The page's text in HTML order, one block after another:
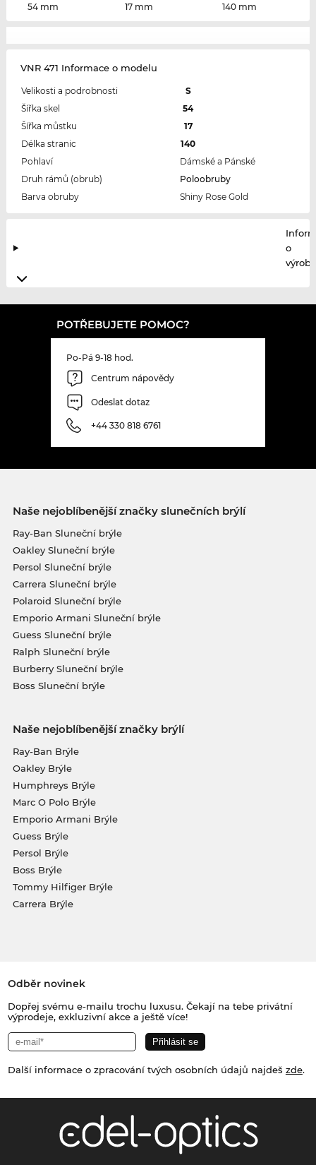
54 mm
17 mm
140 mm
VNR 471 Informace o modelu
Velikosti a podrobnosti
S
Šířka skel
54
Šířka můstku
17
Délka stranic
140
Pohlaví
Dámské a Pánské
Druh rámů (obrub)
Poloobruby
Barva obruby
Shiny Rose Gold
o
POTŘEBUJETE POMOC?
Po-Pá 9-18 hod.
Centrum nápovědy
Odeslat dotaz
+44 330 818 6761
Naše nejoblíbenější značky slunečních brýlí
Ray-Ban Sluneční brýle
Oakley Sluneční brýle
Persol Sluneční brýle
Carrera Sluneční brýle
Polaroid Sluneční brýle
Emporio Armani Sluneční brýle
Guess Sluneční brýle
Ralph Sluneční brýle
Burberry Sluneční brýle
Boss Sluneční brýle
Naše nejoblíbenější značky brýlí
Ray-Ban Brýle
Oakley Brýle
Humphreys Brýle
Marc O Polo Brýle
Emporio Armani Brýle
Guess Brýle
Persol Brýle
Boss Brýle
Tommy Hilfiger Brýle
Carrera Brýle
Odběr novinek
Dopřej svému e-mailu trochu luxusu. Čekají na tebe privátní
výprodeje, exkluzivní akce a ještě více!
Další informace o zpracování tvých osobních údajů najdeš zde.